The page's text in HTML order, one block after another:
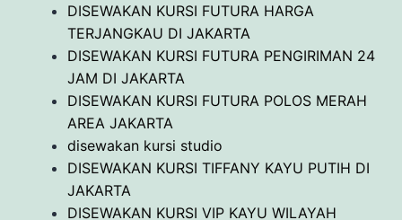
DISEWAKAN KURSI FUTURA HARGA
TERJANGKAU DI JAKARTA
DISEWAKAN KURSI FUTURA PENGIRIMAN 24
JAM DI JAKARTA
DISEWAKAN KURSI FUTURA POLOS MERAH
AREA JAKARTA
disewakan kursi studio
DISEWAKAN KURSI TIFFANY KAYU PUTIH DI
JAKARTA
DISEWAKAN KURSI VIP KAYU WILAYAH